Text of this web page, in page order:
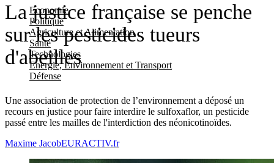
Economie
Politique
Agriculture et Alimentation
Santé
Technologies
Energie, Environnement et Transport
Défense
La justice française se penche
sur les pesticides tueurs
d'abeilles
Une association de protection de l’environnement a déposé un
recours en justice pour faire interdire le sulfoxaflor, un pesticide
passé entre les mailles de l'interdiction des néonicotinoïdes.
Maxime JacobEURACTIV.fr